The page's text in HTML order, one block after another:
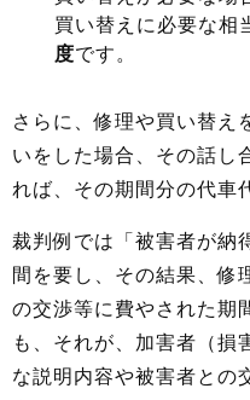
買い替えに必要な相
度です。
さらに、修理や買い替え
いをした場合、その話し
れば、その期間分の代車
裁判例では「被害者が納
間を要し、その結果、修
の交渉等に費やされた期
も、それが、加害者（損
な説明内容や被害者との